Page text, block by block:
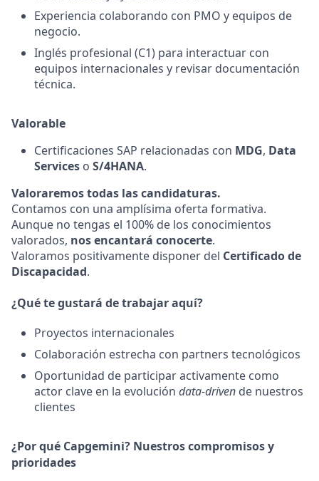
Experiencia colaborando con PMO y equipos de
negocio.
Inglés profesional (C1) para interactuar con
equipos internacionales y revisar documentación
técnica.
Valorable
Certificaciones SAP relacionadas con MDG, Data
Services o S/4HANA.
Valoraremos todas las candidaturas.
Contamos con una amplísima oferta formativa.
Aunque no tengas el 100% de los conocimientos
valorados, nos encantará conocerte.
Valoramos positivamente disponer del Certificado de
Discapacidad.
¿Qué te gustará de trabajar aquí?
Proyectos internacionales
Colaboración estrecha con partners tecnológicos
Oportunidad de participar activamente como
actor clave en la evolución data-driven de nuestros
clientes
¿Por qué Capgemini? Nuestros compromisos y
prioridades